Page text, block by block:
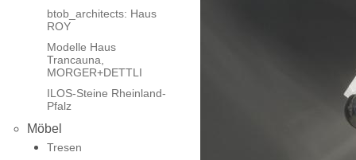
btob_architects: Haus
ROY
Modelle Haus
Trancauna,
MORGER+DETTLI
ILOS-Steine Rheinland-
Pfalz
Möbel
Tresen